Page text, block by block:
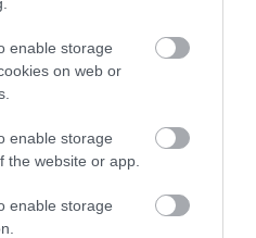
enable storage
on web or
enable storage
the website or app.
enable storage
JELÖLI KÖZTÁRSASÁGI
A TISZA
08|Mindenki ügye
KÜLÜGYI STRATÉGIA KÉSZÜL,
08|Mindenki ügye